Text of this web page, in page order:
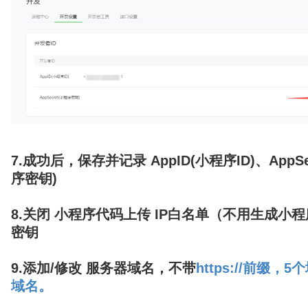
7.成功后，保存并记录 AppID(小程序ID)、
序密钥)
8.关闭 小程序代码上传 IP白名单（不用生成小
密钥
9.添加/修改 服务器域名，不带https://前缀，5
域名。